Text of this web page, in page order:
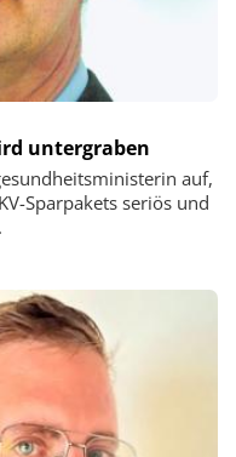
untergraben
auf,
Sparpakets seriös und